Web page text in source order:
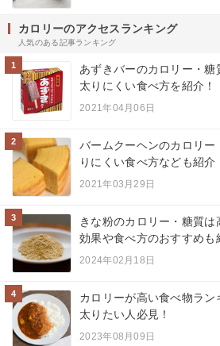
カロリーのアクセスランキング
人気のある記事ランキング
1
あずきバーのカロリー・糖
太りにくい食べ方を紹介！
2021年04月06日
2
バームクーヘンのカロリ
りにくい食べ方なども紹介
2021年03月29日
3
きな粉のカロリー・糖質
効果や食べ方のおすすめも
2024年02月18日
4
カロリーが高い食べ物ラ
太りたい人必見！
2023年08月09日